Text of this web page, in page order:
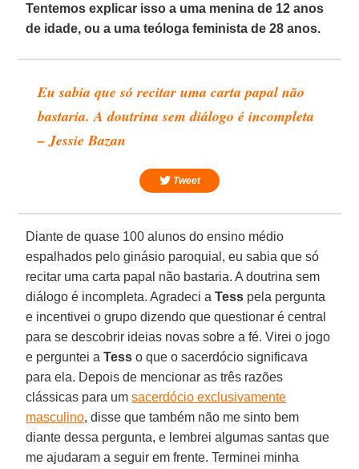
Tentemos explicar isso a uma menina de 12 anos
de idade, ou a uma teóloga feminista de 28 anos.
Eu sabia que só recitar uma carta papal não
bastaria. A doutrina sem diálogo é incompleta
– Jessie Bazan
Tweet
Diante de quase 100 alunos do ensino médio
espalhados pelo ginásio paroquial, eu sabia que só
recitar uma carta papal não bastaria. A doutrina sem
diálogo é incompleta. Agradeci aTess pela pergunta
e incentivei o grupo dizendo que questionar é central
para se descobrir ideias novas sobre a fé. Virei o jogo
e perguntei aTess o que o sacerdócio significava
para ela. Depois de mencionar as três razões
clássicas para umsacerdócio exclusivamente
masculino, disse que também não me sinto bem
diante dessa pergunta, e lembrei algumas santas que
me ajudaram a seguir em frente. Terminei minha